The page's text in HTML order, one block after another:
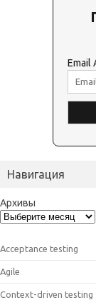
Email
Навигация
Архивы
Acceptance testing
Agile
Context-driven testing